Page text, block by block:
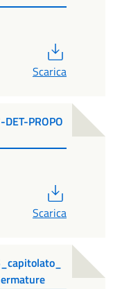
Scarica
PROPO
Scarica